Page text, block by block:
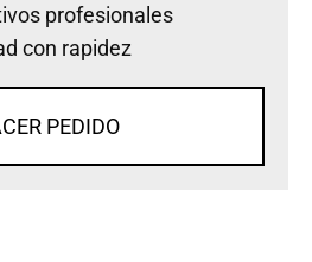
profesionales
con rapidez
PEDIDO